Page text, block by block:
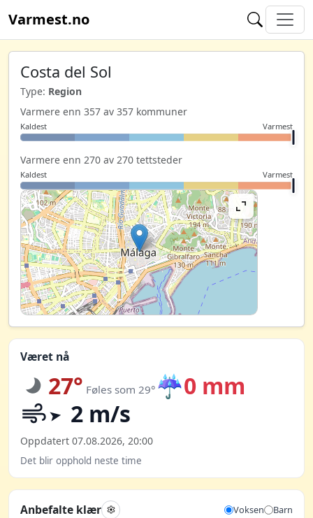
Varmest.no
Costa del Sol
Type: Region
Varmere enn 357 av 357 kommuner
Kaldest Varmest
Varmere enn 270 av 270 tettsteder
Kaldest Varmest
Været nå
27° Føles som 29° ☔0 mm
2 m/s
Oppdatert 07.08.2026, 20:00
Det blir opphold neste time
Anbefalte klær Voksen Barn